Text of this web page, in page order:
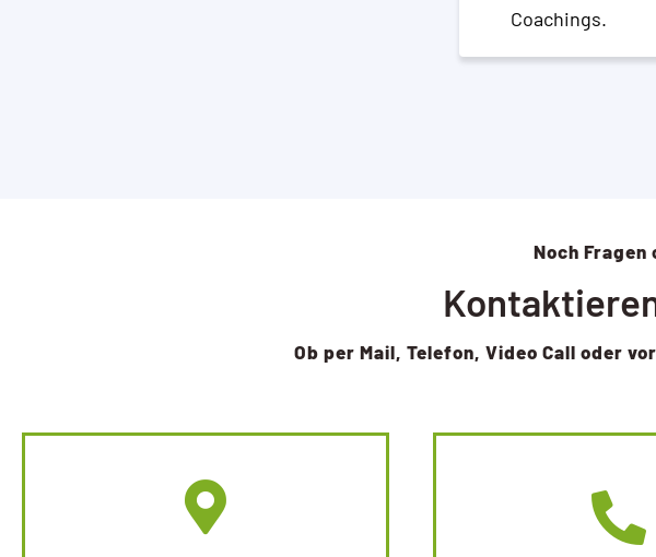
Coachings.
Noch Fragen
Ob per Mail, Telefon, Video Call oder